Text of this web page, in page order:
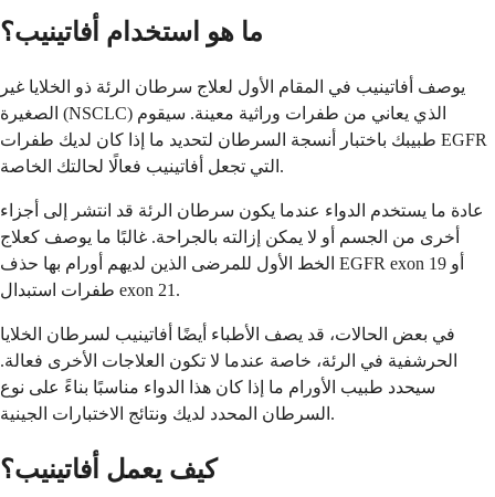
ما هو استخدام أفاتينيب؟
يوصف أفاتينيب في المقام الأول لعلاج سرطان الرئة ذو الخلايا غير
الصغيرة (NSCLC) الذي يعاني من طفرات وراثية معينة. سيقوم
طبيبك باختبار أنسجة السرطان لتحديد ما إذا كان لديك طفرات EGFR
التي تجعل أفاتينيب فعالًا لحالتك الخاصة.
عادة ما يستخدم الدواء عندما يكون سرطان الرئة قد انتشر إلى أجزاء
أخرى من الجسم أو لا يمكن إزالته بالجراحة. غالبًا ما يوصف كعلاج
الخط الأول للمرضى الذين لديهم أورام بها حذف EGFR exon 19 أو
طفرات استبدال exon 21.
في بعض الحالات، قد يصف الأطباء أيضًا أفاتينيب لسرطان الخلايا
الحرشفية في الرئة، خاصة عندما لا تكون العلاجات الأخرى فعالة.
سيحدد طبيب الأورام ما إذا كان هذا الدواء مناسبًا بناءً على نوع
السرطان المحدد لديك ونتائج الاختبارات الجينية.
كيف يعمل أفاتينيب؟